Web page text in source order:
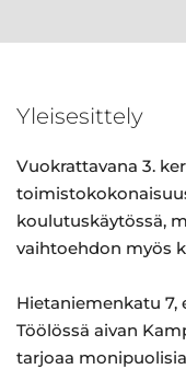
Yleisesittely
Vuokrattavana 3.
koulutuskäytössä,
vaihtoehdon myös
Hietaniemenkatu 7,
Töölössä aivan
tarjoaa